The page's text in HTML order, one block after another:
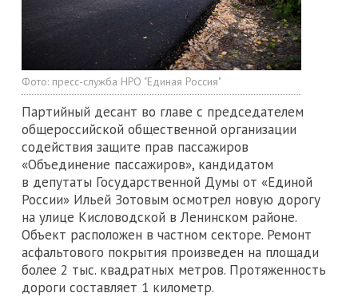
Фото: пресс-служба НРО "Единая Россия"
Партийный десант во главе с председателем
общероссийской общественной организации
содействия защите прав пассажиров
«Объединение пассажиров», кандидатом
в депутаты Государственной Думы от «Единой
России» Ильей Зотовым осмотрел новую дорогу
на улице Кисловодской в Ленинском районе.
Объект расположен в частном секторе. Ремонт
асфальтового покрытия произведен на площади
более 2 тыс. квадратных метров. Протяженность
дороги составляет 1 километр.